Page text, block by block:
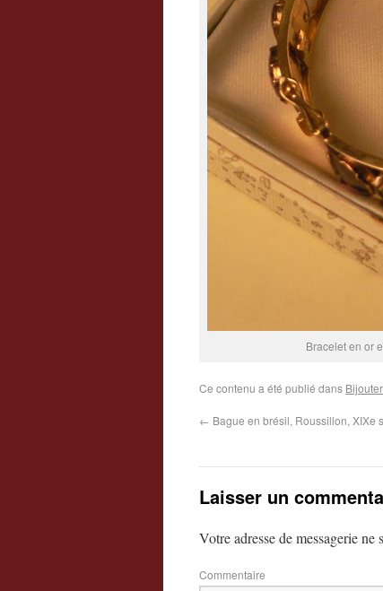
Bracelet en or
Ce contenu a été publié dans
← Bague en brésil, Roussillon, XIXe
Laisser un
Votre adresse de messagerie ne
Commentaire